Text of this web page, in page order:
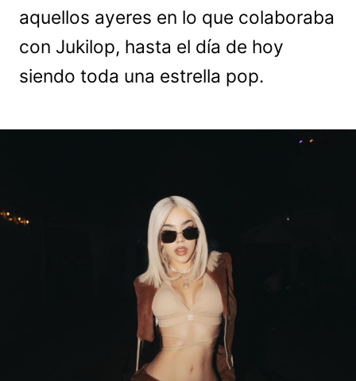
aquellos ayeres en lo que colaboraba
con Jukilop, hasta el día de hoy
siendo toda una estrella pop.